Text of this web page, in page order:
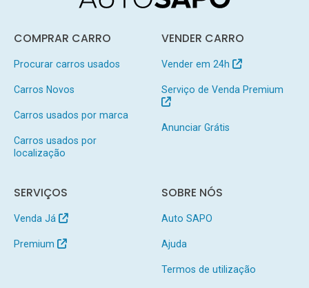
COMPRAR CARRO
Procurar carros usados
Carros Novos
Carros usados por marca
Carros usados por
localização
VENDER CARRO
Vender em 24h
Serviço de Venda Premium
Anunciar Grátis
SERVIÇOS
Venda Já
Premium
SOBRE NÓS
Auto SAPO
Ajuda
Termos de utilização